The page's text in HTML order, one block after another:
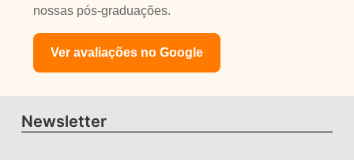
nossas pós-graduações.
Ver avaliações no Google
Newsletter